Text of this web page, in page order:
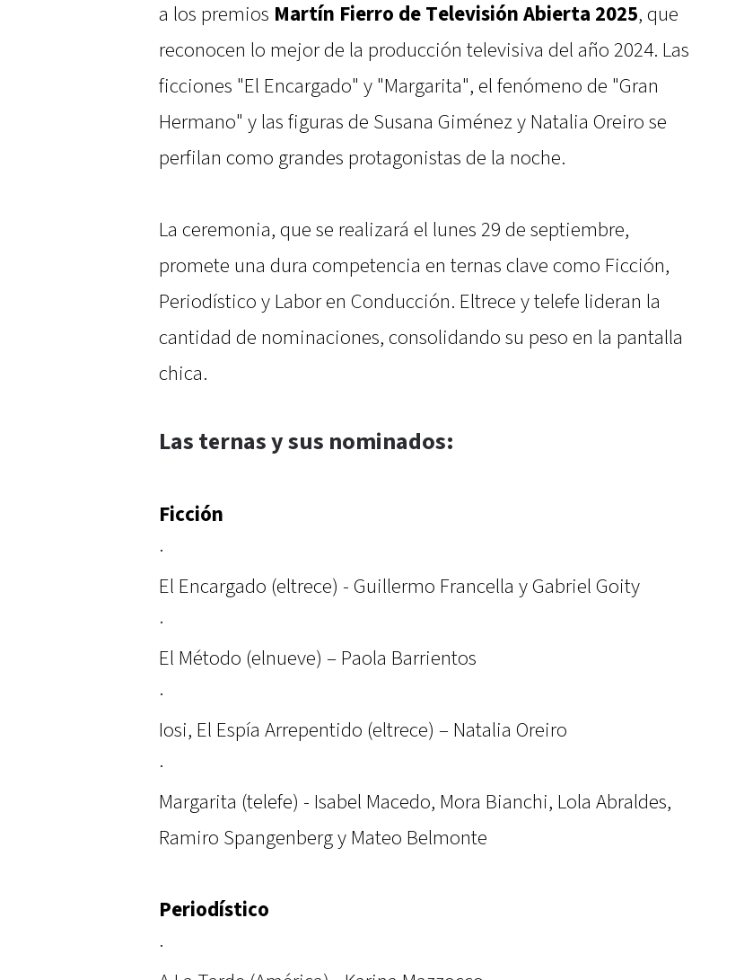
a los premios Martín Fierro de Televisión Abierta 2025, que
reconocen lo mejor de la producción televisiva del año 2024. Las
ficciones "El Encargado" y "Margarita", el fenómeno de "Gran
Hermano" y las figuras de Susana Giménez y Natalia Oreiro se
perfilan como grandes protagonistas de la noche.
La ceremonia, que se realizará el lunes 29 de septiembre,
promete una dura competencia en ternas clave como Ficción,
Periodístico y Labor en Conducción. Eltrece y telefe lideran la
cantidad de nominaciones, consolidando su peso en la pantalla
chica.
Las ternas y sus nominados:
Ficción
·
El Encargado (eltrece) - Guillermo Francella y Gabriel Goity
·
El Método (elnueve) – Paola Barrientos
·
Iosi, El Espía Arrepentido (eltrece) – Natalia Oreiro
·
Margarita (telefe) - Isabel Macedo, Mora Bianchi, Lola Abraldes,
Ramiro Spangenberg y Mateo Belmonte
Periodístico
·